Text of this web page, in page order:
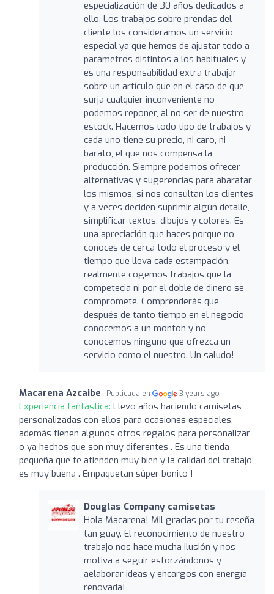
especialización de 30 años dedicados a
ello. Los trabajos sobre prendas del
cliente los consideramos un servicio
especial ya que hemos de ajustar todo a
parámetros distintos a los habituales y
es una responsabilidad extra trabajar
sobre un artículo que en el caso de que
surja cualquier inconveniente no
podemos reponer, al no ser de nuestro
estock. Hacemos todo tipo de trabajos y
cada uno tiene su precio, ni caro, ni
barato, el que nos compensa la
producción. Siempre podemos ofrecer
alternativas y sugerencias para abaratar
los mismos, si nos consultan los clientes
y a veces deciden suprimir algún detalle,
simplificar textos, dibujos y colores. Es
una apreciación que haces porque no
conoces de cerca todo el proceso y el
tiempo que lleva cada estampación,
realmente cogemos trabajos que la
competecia ni por el doble de dinero se
compromete. Comprenderás que
después de tanto tiempo en el negocio
conocemos a un monton y no
conocemos ninguno que ofrezca un
servicio como el nuestro. Un saludo!
Macarena Azcaibe Publicada en 3 years ago
Experiencia fantástica: Llevo años haciendo camisetas
personalizadas con ellos para ocasiones especiales,
además tienen algunos otros regalos para personalizar
o ya hechos que son muy diferentes . Es una tienda
pequeña que te atienden muy bien y la calidad del trabajo
es muy buena . Empaquetan súper bonito !
Douglas Company camisetas
Hola Macarena! Mil gracias por tu reseña
tan guay. El reconocimiento de nuestro
trabajo nos hace mucha ilusión y nos
motiva a seguir esforzándonos y
aelaborar ideas y encargos con energía
renovada!